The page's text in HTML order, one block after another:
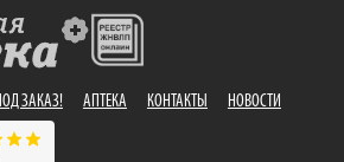
ЗАКАЗ! АПТЕКА КОНТАКТЫ НОВОСТИ